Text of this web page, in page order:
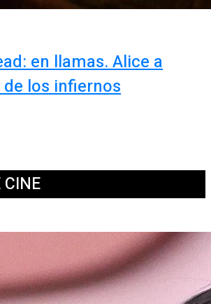
en llamas. Alice a
los infiernos
CINE